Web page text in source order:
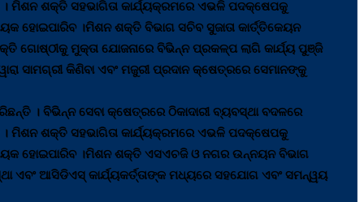
ମିଶନ ଶକ୍ତି ସହଭାଗିତା କାର୍ଯ୍ୟକ୍ରମରେ ଏଭଳି ପଦକ୍ଷେପକୁ
ହୋଇପାରିବ ।ମିଶନ ଶକ୍ତି ବିଭାଗ ସଚିବ ସୁଜାତା କାର୍ତ୍ତିକେୟନ
ଗୋଷ୍ଠୀକୁ ମୁକ୍ତା ଯୋଜନାରେ ବିଭିନ୍ନ ପ୍ରକଳ୍ପ ଲାଗି କାର୍ଯ୍ୟ ପୁଞ୍ଜି
ସାମଗ୍ରୀ କିଣିବା ଏବଂ ମଜୁରୀ ପ୍ରଦାନ କ୍ଷେତ୍ରରେ ସେମାନଙ୍କୁ
। ବିଭିନ୍ନ ସେବା କ୍ଷେତ୍ରରେ ଠିକାଦାରୀ ବ୍ୟବସ୍ଥା ବଦଳରେ
ମିଶନ ଶକ୍ତି ସହଭାଗିତା କାର୍ଯ୍ୟକ୍ରମରେ ଏଭଳି ପଦକ୍ଷେପକୁ
ହୋଇପାରିବ ।ମିଶନ ଶକ୍ତି ଏସଏଚଜି ଓ ନଗର ଉନ୍ନୟନ ବିଭାଗ
ଏବଂ ଆସିଡିଏସ୍‍ କାର୍ଯ୍ୟକର୍ତ୍ତାଙ୍କ ମଧ୍ୟରେ ସହଯୋଗ ଏବଂ ସମନ୍ୱୟ